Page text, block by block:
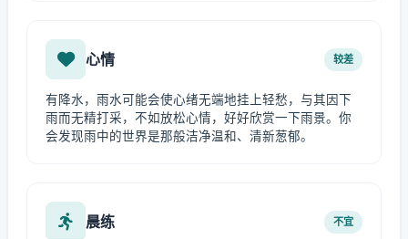
心情 较差
有降水，雨水可能会使心绪无端地挂上轻愁，与其因下
雨而无精打采，不如放松心情，好好欣赏一下雨景。你
会发现雨中的世界是那般洁净温和、清新葱郁。
晨练 不宜